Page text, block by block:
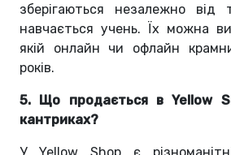
зберігаються незалежно від
навчається учень. Їх можна
якій онлайн чи офлайн
років.
5. Що продається в Yellow
кантриках?
У Yellow Shop є